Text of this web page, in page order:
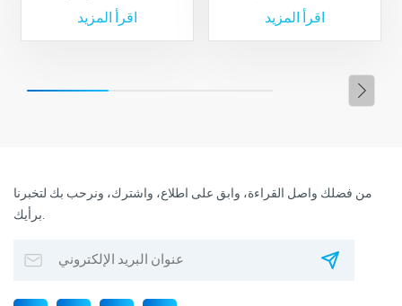
هرتز مع مشبك معدني
اقرأ المزيد
ميجاهرتز
اقرأ المزيد
من فضلك واصل القراءة، وابق على اطلاع، واشترك، ونرحب بك لتخبرنا